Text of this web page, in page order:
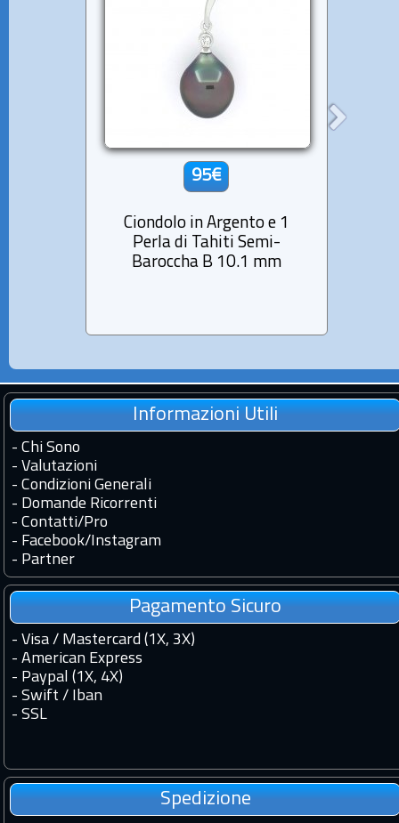
95€
Ciondolo in Argento e 1
Perla di Tahiti Semi-
Baroccha B 10.1 mm
Informazioni Utili
- Chi Sono
- Valutazioni
- Condizioni Generali
- Domande Ricorrenti
- Contatti/Pro
- Facebook/Instagram
- Partner
Pagamento Sicuro
- Visa / Mastercard (1X, 3X)
- American Express
- Paypal (1X, 4X)
- Swift / Iban
- SSL
Spedizione